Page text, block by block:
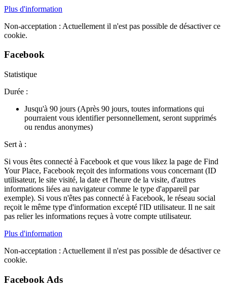
Plus d'information
Non-acceptation : Actuellement il n'est pas possible de désactiver ce
cookie.
Facebook
Statistique
Durée :
Jusqu'à 90 jours (Après 90 jours, toutes informations qui
pourraient vous identifier personnellement, seront supprimés
ou rendus anonymes)
Sert à :
Si vous êtes connecté à Facebook et que vous likez la page de Find
Your Place, Facebook reçoit des informations vous concernant (ID
utilisateur, le site visité, la date et l'heure de la visite, d'autres
informations liées au navigateur comme le type d'appareil par
exemple). Si vous n'êtes pas connecté à Facebook, le réseau social
reçoit le même type d'information excepté l'ID utilisateur. Il ne sait
pas relier les informations reçues à votre compte utilisateur.
Plus d'information
Non-acceptation : Actuellement il n'est pas possible de désactiver ce
cookie.
Facebook Ads